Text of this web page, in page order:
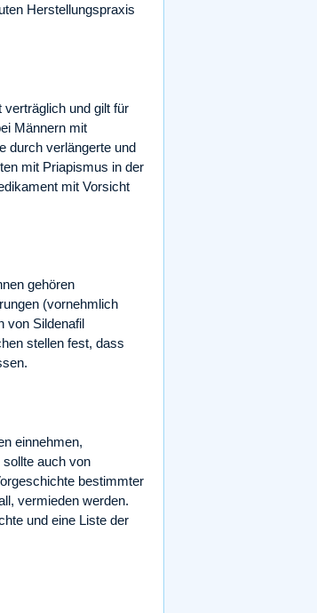
Herstellungspraxis
und gilt für
Männern mit
durch verlängerte und
mit Priapismus in der
mit Vorsicht
gehören
(vornehmlich
von Sildenafil
stellen fest, dass
einnehmen,
auch von
bestimmter
vermieden werden.
und eine Liste der